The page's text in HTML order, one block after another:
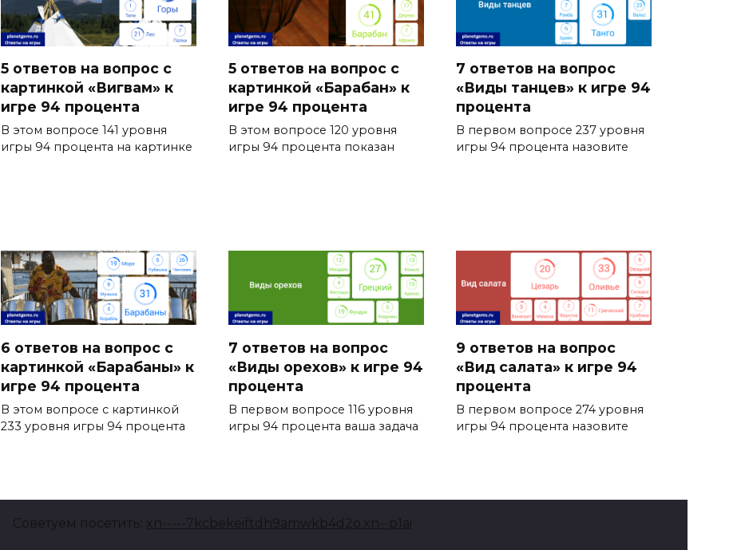
5 ответов на вопрос с
картинкой «Вигвам» к
игре 94 процента
В этом вопросе 141 уровня
игры 94 процента на картинке
5 ответов на вопрос с
картинкой «Барабан» к
игре 94 процента
В этом вопросе 120 уровня
игры 94 процента показан
7 ответов на вопрос
«Виды танцев» к игре 94
процента
В первом вопросе 237 уровня
игры 94 процента назовите
6 ответов на вопрос с
картинкой «Барабаны» к
игре 94 процента
В этом вопросе с картинкой
233 уровня игры 94 процента
7 ответов на вопрос
«Виды орехов» к игре 94
процента
В первом вопросе 116 уровня
игры 94 процента ваша задача
9 ответов на вопрос
«Вид салата» к игре 94
процента
В первом вопросе 274 уровня
игры 94 процента назовите
Советуем посетить: xn-----7kcbekeiftdh9amwkb4d2o.xn--p1ai